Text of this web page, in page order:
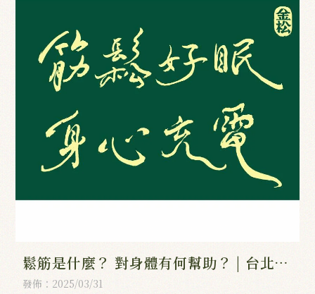
鬆筋是什麼？ 對身體有何幫助？ | 台北肌
肉放鬆按摩,南港區肌肉放鬆按摩,台北徒
發佈：2025/03/31